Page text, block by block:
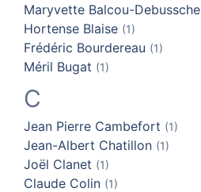
Maryvette Balcou-Debussche
Hortense Blaise (1)
Frédéric Bourdereau (1)
Méril Bugat (1)
C
Jean Pierre Cambefort (1)
Jean-Albert Chatillon (1)
Joël Clanet (1)
Claude Colin (1)